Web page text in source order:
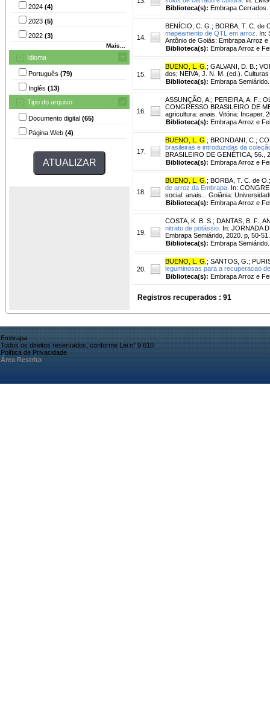
2024 (4)
2023 (5)
2022 (3)
Mais...
Idioma
Português (79)
Inglês (13)
Tipo do arquivo
Documento digital (65)
Página Web (4)
Biblioteca(s): Embrapa Cerrados.
14.
BENÍCIO, C. G. ; BORBA, T. C. de
mapeamento de QTL em arroz.
In:
Antônio de Goiás: Embrapa Arroz
Biblioteca(s): Embrapa Arroz e
15.
BUENO, L. G ; GALVANI, D. B. ;
dos; NEIVA, J. N. M. (ed.).
Biblioteca(s): Embrapa Semiárido.
16.
ASSUNÇÃO, A. ; PEREIRA, A. F. ;
CONGRESSO BRASILEIRO DE
agricultura: anais. Vitória: Incaper,
Biblioteca(s): Embrapa Arroz e
17.
BUENO, L. G ; BRONDANI, C. ;
brasileiras e introduzidas da
BRASILEIRO DE GENÉTICA, 56.,
Biblioteca(s): Embrapa Arroz e
18.
BUENO, L. G ; BORBA, T. C. de O.
de arroz da Embrapa. In:
social: anais... Goiânia:
Biblioteca(s): Embrapa Arroz e
19.
COSTA, K. B. S. ; DANTAS, B. F. ;
nitrato de potássio. In: JORNADA
Embrapa Semiárido, 2020. p, 50-
Biblioteca(s): Embrapa Semiárido.
20.
BUENO, L. G ; SANTOS, G. ;
leguminosas para a recuperacao
Biblioteca(s): Embrapa Arroz e
Registros recuperados : 91
Embrapa
Todos os direitos reservados, conforme Lei n° 9.610
Política de Privacidade
Área Restrita